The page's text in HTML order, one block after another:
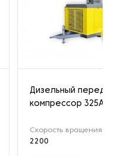
Дизельный
компрессор 325A
Скорость вращения
2200